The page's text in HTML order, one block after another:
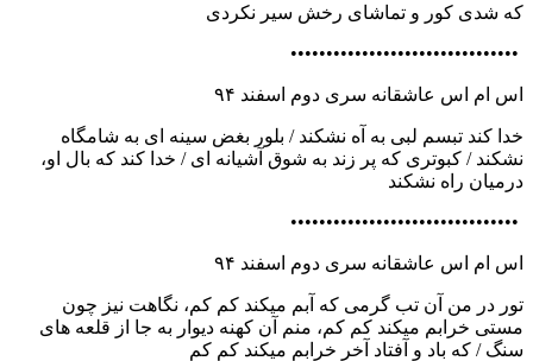
که شدی کور و تماشای رخش سیر نکردی
••••••••••••••••••••••••••••••••
اس ام اس عاشقانه سری دوم اسفند ۹۴
خدا کند تبسم لبی به آه نشکند / بلور بغض سینه ای به شامگاه
نشکند / کبوتری که پر زند به شوق آشیانه ای / خدا کند که بال او،
درمیان راه نشکند
••••••••••••••••••••••••••••••••
اس ام اس عاشقانه سری دوم اسفند ۹۴
تور در من آن تب گرمی که آبم میکند کم کم، نگاهت نیز چون
مستی خرابم میکند کم کم، منم آن کهنه دیوار به جا از قلعه های
سنگ / که باد و آفتاد آخر خرابم میکند کم کم